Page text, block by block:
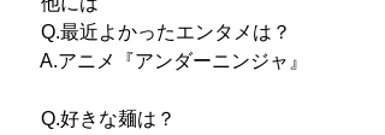
Q.最近よかったエンタメは？
A.アニメ『アンダーニンジャ』
Q.好きな麺は？